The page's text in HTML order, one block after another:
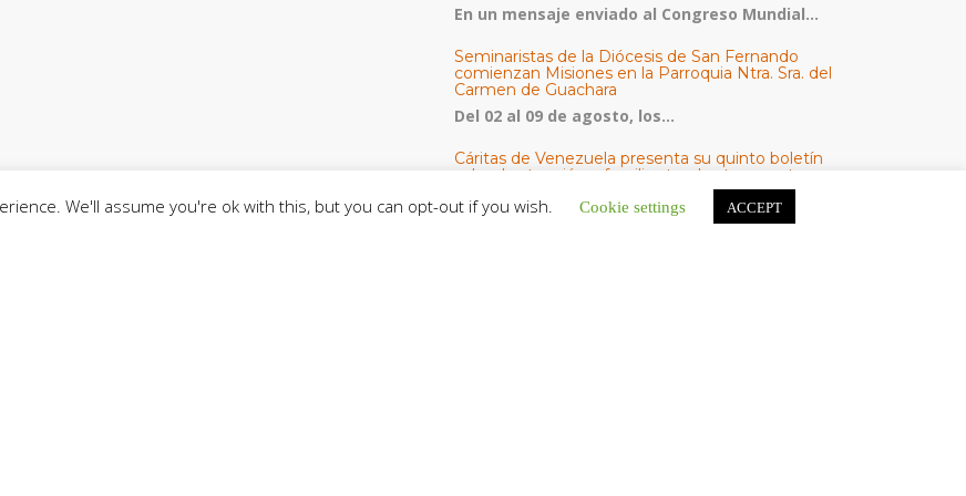
En un mensaje enviado al Congreso Mundial...
Seminaristas de la Diócesis de San Fernando
comienzan Misiones en la Parroquia Ntra. Sra. del
Carmen de Guachara
Del 02 al 09 de agosto, los...
Cáritas de Venezuela presenta su quinto boletín
sobre la atención a familias tras los terremotos
Cáritas de Venezuela publicó este martes 4...
We'll assume you're ok with this, but you can opt-out if you wish. Cookie settings ACCEPT